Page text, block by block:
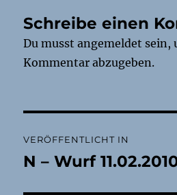
Schreibe einen
Du musstangemeldet sein,
Kommentar abzugeben.
VERÖFFENTLICHT IN
N – Wurf